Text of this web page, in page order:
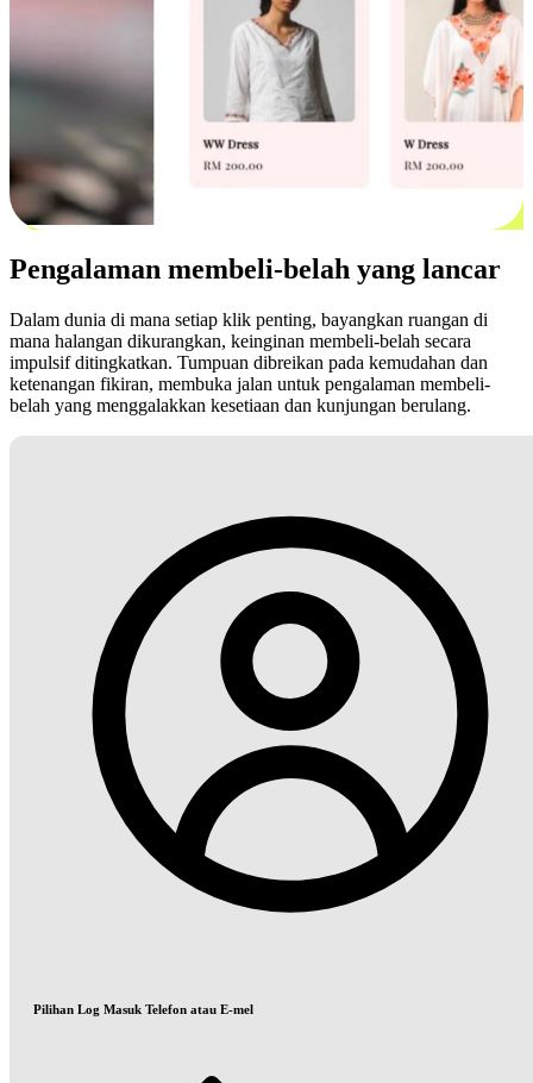
Pengalaman membeli-belah yang lancar
Dalam dunia di mana setiap klik penting, bayangkan ruangan di
mana halangan dikurangkan, keinginan membeli-belah secara
impulsif ditingkatkan. Tumpuan dibreikan pada kemudahan dan
ketenangan fikiran, membuka jalan untuk pengalaman membeli-
belah yang menggalakkan kesetiaan dan kunjungan berulang.
Pilihan Log Masuk Telefon atau E-mel